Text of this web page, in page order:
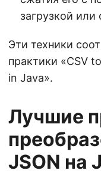
загрузкой или
Эти техники
практики «CSV
in Java».
Лучшие
JSON на